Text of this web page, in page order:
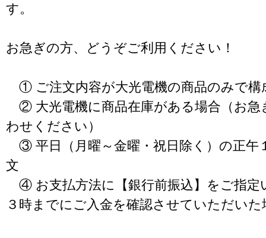
す。
お急ぎの方、どうぞご利用ください！
① ご注文内容が大光電機の商品のみで構
② 大光電機に商品在庫がある場合（お急
わせください）
③ 平日（月曜～金曜・祝日除く）の正午
文
④ お支払方法に【銀行前振込】をご指定
３時までにご入金を確認させていただいた